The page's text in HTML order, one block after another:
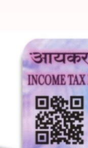
पैन कार्ड
प्रदीप मौर्य Jul 23, 2019
क्या है खबर?
परमानेंट अकाउंट
यह वित्तीय